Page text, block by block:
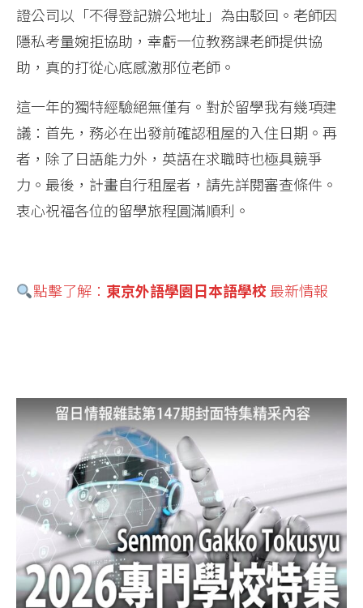
證公司以「不得登記辦公地址」為由駁回。老師因
隱私考量婉拒協助，幸虧一位教務課老師提供協
助，真的打從心底感激那位老師。
這一年的獨特經驗絕無僅有。對於留學我有幾項建
議：首先，務必在出發前確認租屋的入住日期。再
者，除了日語能力外，英語在求職時也極具競爭
力。最後，計畫自行租屋者，請先詳閱審查條件。
衷心祝福各位的留學旅程圓滿順利。
點擊了解： 東京外語學園日本語學校 最新情報